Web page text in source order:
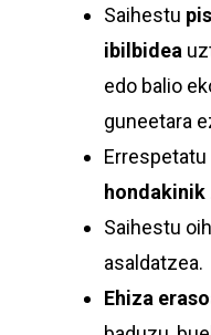
Saihestu
ibilbidea
edo balio
guneetara
Errespetatu
hondakinik
Saihestu
asaldatzea.
Ehiza